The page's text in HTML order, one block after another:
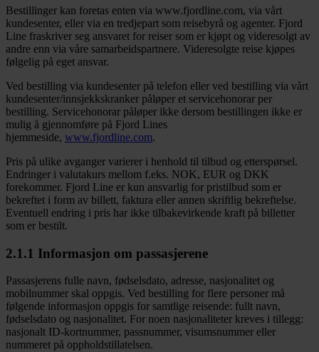
Bestillinger kan foretas enten via www.fjordline.com, via vårt
kundesenter, eller via en tredjepart som reisebyrå og agenter. Fjord
Line fraskriver seg ansvaret for reiser som er kjøpt og videresolgt av
andre enn via våre samarbeidspartnere. Videresolgte reise kjøpes
følgelig på eget ansvar.
Ved bestilling via kundesenter på telefon eller ved bestilling via vårt
kundesenter/innsjekkskranker påløper et servicehonorar per
bestilling. Servicehonorar påløper ikke dersom bestillingen ikke er
mulig å gjennomføre på Fjord Lines
hjemmeside, www.fjordline.com.
Pris på ulike avganger varierer i henhold til tilbud og etterspørsel.
Endringer i valutakurs mellom f.eks. NOK, EUR og DKK
forekommer. Fjord Line er kun ansvarlig for pristilbud som er
bekreftet i form av billett, faktura eller annen skriftlig bekreftelse.
Eventuell endring i pris har ikke tilbakevirkende kraft på billetter
som er bestilt.
2.1.1 Informasjon om passasjerene
Passasjerens fulle navn, fødselsdato, adresse, nasjonalitet og
mobilnummer skal oppgis. Ved bestilling for flere personer må
følgende informasjon oppgis for samtlige reisende: fullt navn,
fødselsdato og nasjonalitet. For noen nasjonaliteter kreves i tillegg:
nasjonalt ID-kortnummer, passnummer, visumsnummer eller
nummeret på oppholdstillatelsen.